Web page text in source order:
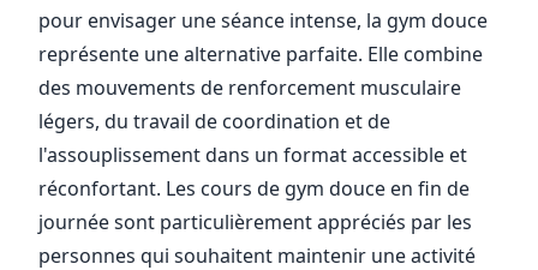
pour envisager une séance intense, la gym douce
représente une alternative parfaite. Elle combine
des mouvements de renforcement musculaire
légers, du travail de coordination et de
l'assouplissement dans un format accessible et
réconfortant. Les cours de gym douce en fin de
journée sont particulièrement appréciés par les
personnes qui souhaitent maintenir une activité